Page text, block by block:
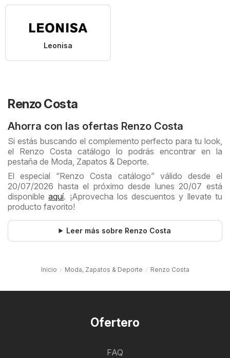
Leonisa
Renzo Costa
Ahorra con las ofertas Renzo Costa
Si estás buscando el complemento perfecto para tu look,
el Renzo Costa catálogo lo podrás encontrar en la
pestaña de Moda, Zapatos & Deporte.
El especial “Renzo Costa catálogo” válido desde el
20/07/2026 hasta el próximo desde lunes 20/07 está
disponibleaquí. ¡Aprovecha los descuentos y llevate tu
producto favorito!
Leer más sobre Renzo Costa
Inicio Moda, Zapatos & Deporte Renzo Costa
Ofertero
FAQ